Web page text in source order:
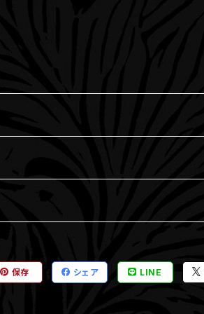
保存 シェア LINE